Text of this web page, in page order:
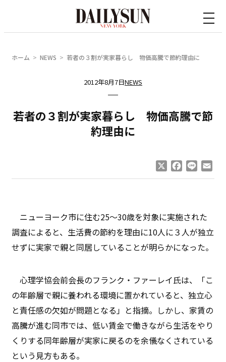
ホーム NEWS 若者の３割が実家暮らし 物価高騰で節約理由に
2012年8月7日NEWS
若者の３割が実家暮らし 物価高騰で節
約理由に
Facebook
Line
ニューヨーク市に住む25〜30歳を対象に実施された
調査によると、生活費の節約を理由に10人に３人が独立
せずに実家で親と同居していることが明らかになった。
心理学協会前会長のフランク・ファーレイ氏は、「こ
の年齢層で親に養われる環境に置かれていると、独立心
と責任感の欠如が問題となる」と指摘。しかし、家賃の
高騰が進む同市では、低い賃金で働きながら生活をやり
くりする同年齢層が実家に戻るのを余儀なくされている
という見方もある。